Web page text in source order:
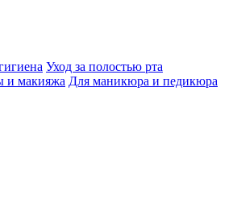
Уход за полостью рта
и макияжа Для маникюра и педикюра